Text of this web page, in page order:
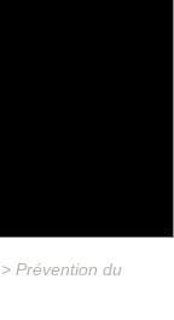
> Prévention du